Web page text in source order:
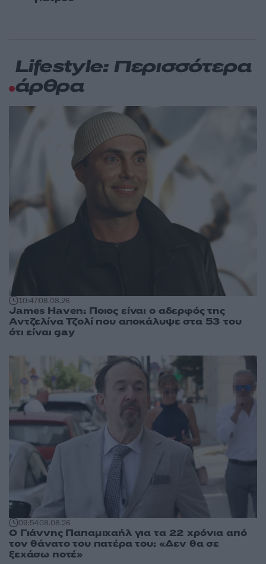
Lifestyle: Περισσότερα
άρθρα
10:4708.08.26
James Haven: Ποιος είναι ο αδερφός της
Αντζελίνα Τζολί που αποκάλυψε στα 53 του
ότι είναι gay
09:5408.08.26
Ο Γιάννης Παπαμιχαήλ για τα 22 χρόνια από
τον θάνατο του πατέρα του: «Δεν θα σε
ξεχάσω ποτέ»